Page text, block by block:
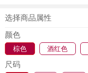
选择商品属性
颜色
棕色 酒红色
尺码